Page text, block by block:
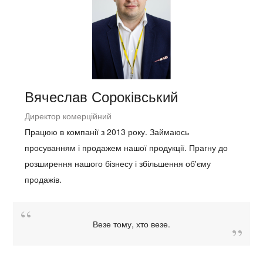
Вячеслав Сороківський
Директор комерційний
Працюю в компанії з 2013 року. Займаюсь
просуванням і продажем нашої продукції. Прагну до
розширення нашого бізнесу і збільшення об'єму
продажів.
Везе тому, хто везе.